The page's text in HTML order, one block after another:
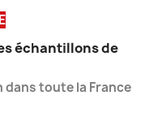
échantillons de
toute la France